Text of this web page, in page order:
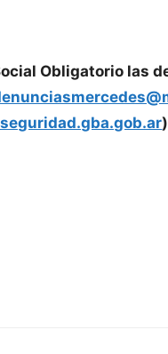
Obligatorio las